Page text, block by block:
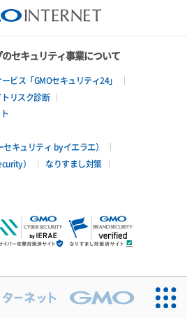
セキュリティ事業について
ビス「GMOセキュリティ24」
リスク診断
キュリティ byイエラエ）
）
なりすまし対策